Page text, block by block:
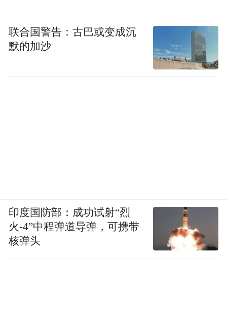
联合国警告：古巴或变成沉
默的加沙
印度国防部：成功试射“烈
火-4”中程弹道导弹，可携带
核弹头